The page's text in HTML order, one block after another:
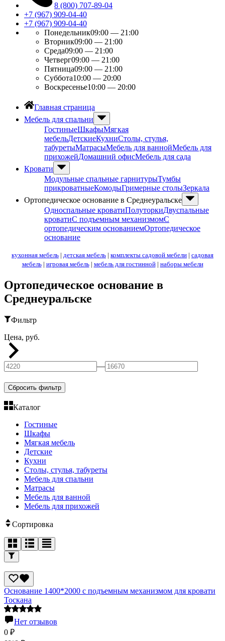
8 (800) 707-89-04
+7 (967) 909-04-40
+7 (967) 909-04-40
Понедельник09:00 — 21:00
Вторник09:00 — 21:00
Среда09:00 — 21:00
Четверг09:00 — 21:00
Пятница09:00 — 21:00
Суббота10:00 — 20:00
Воскресенье10:00 — 20:00
Главная страница
Мебель для спальни
ГостиныеШкафыМягкая
мебельДетскиеКухниСтолы, стулья,
табуретыМатрасыМебель для ваннойМебель для
прихожейДомашний офисМебель для сада
Кровати
Модульные спальные гарнитурыТумбы
прикроватныеКомодыГримерные столыЗеркала
Ортопедическое основание в Среднеуральске
Односпальные кроватиПолуторкиДвуспальные
кроватиС подъемным механизмомС
ортопедическим основаниемОртопедическое
основание
кухонная мебель | детская мебель | комплекты садовой мебели | садовая
мебель| игровая мебель| мебель для гостинной| наборы мебели
Ортопедическое основание в
Среднеуральске
Фильтр
Цена, руб.
—
Сбросить фильтр
Каталог
Гостиные
Шкафы
Мягкая мебель
Детские
Кухни
Столы, стулья, табуреты
Мебель для спальни
Матрасы
Мебель для ванной
Мебель для прихожей
Сортировка
Основание 1400*2000 с подъемным механизмом для кровати
Тоскана
Нет отзывов
0 ₽